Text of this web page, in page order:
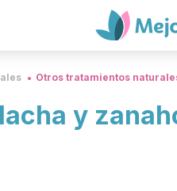
Otros tratamientos
y